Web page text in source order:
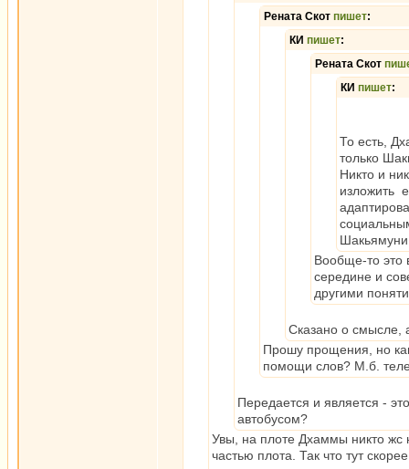
Рената Скот пишет:
КИ пишет:
Рената Скот
КИ пишет:
То есть,
только
Никто и
изложить
Вообще-то это
середине и
другими
Сказано о смысле,
Прошу прощения, но
помощи слов? М.б.
Передается и является -
автобусом?
Увы, на плоте Дхаммы никто жс
частью плота. Так что тут